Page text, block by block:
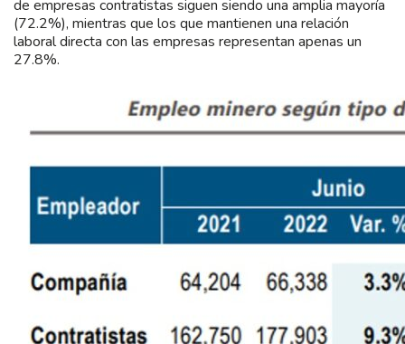
de empresas contratistas siguen siendo una amplia mayoría
(72.2%), mientras que los que mantienen una relación
laboral directa con las empresas representan apenas un
27.8%.